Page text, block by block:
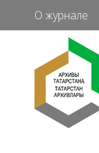
О журнале